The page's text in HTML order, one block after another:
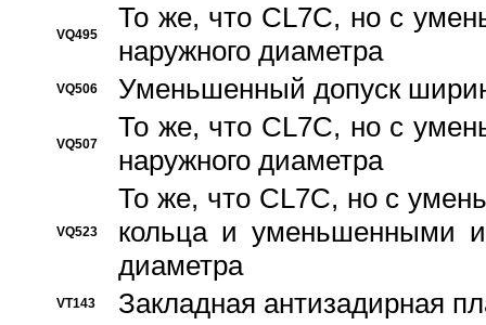
VQ495
То же, что CL7C, но с
наружного диаметра
VQ506 Уменьшенный допуск
VQ507
То же, что CL7C, но с
наружного диаметра
VQ523
То же, что CL7C, но с
кольца и уменьшенными
диаметра
VT143 Закладная антизадирная